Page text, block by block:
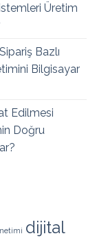
Üretim
Bazlı
Bilgisayar
Edilmesi
Doğru
dijital